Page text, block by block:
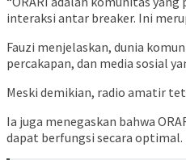
interaksi antar breaker. Ini
Fauzi menjelaskan, dunia
percakapan, dan media sosial
Meski demikian, radio amatir
Ia juga menegaskan bahwa
dapat berfungsi secara optimal.